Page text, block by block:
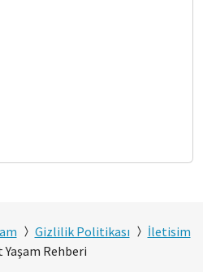
Gizlilik Politikası
İletisim
Rehberi